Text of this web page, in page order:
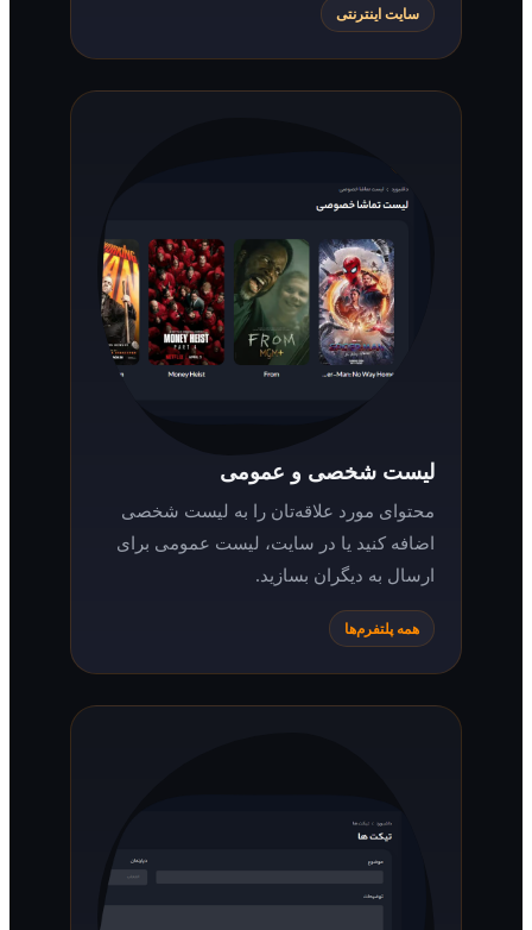
سایت اینترنتی
لیست شخصی و عمومی
محتوای مورد علاقه‌تان را به لیست شخصی
اضافه کنید یا در سایت، لیست عمومی برای
ارسال به دیگران بسازید.
همه پلتفرم‌ها